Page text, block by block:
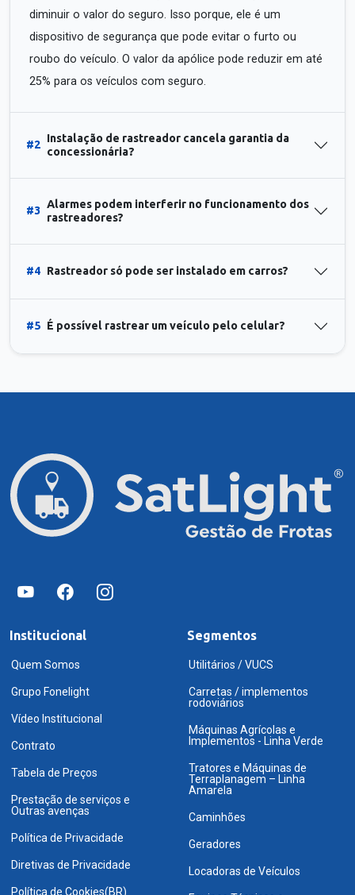
diminuir o valor do seguro. Isso porque, ele é um
dispositivo de segurança que pode evitar o furto ou
roubo do veículo. O valor da apólice pode reduzir em até
25% para os veículos com seguro.
#2
Instalação de rastreador cancela garantia da
concessionária?
#3
Alarmes podem interferir no funcionamento dos
rastreadores?
#4 Rastreador só pode ser instalado em carros?
#5 É possível rastrear um veículo pelo celular?
Institucional
Quem Somos
Grupo Fonelight
Vídeo Institucional
Contrato
Tabela de Preços
Prestação de serviços e
Outras avenças
Política de Privacidade
Diretivas de Privacidade
Política de Cookies(BR)
Segmentos
Utilitários / VUCS
Carretas / implementos
rodoviários
Máquinas Agrícolas e
Implementos - Linha Verde
Tratores e Máquinas de
Terraplanagem – Linha
Amarela
Caminhões
Geradores
Locadoras de Veículos